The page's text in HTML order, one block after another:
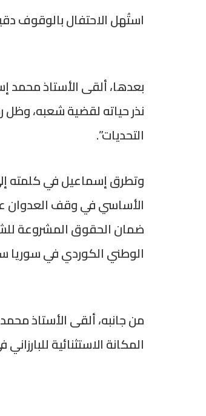
استُهل الاحتفال بالوقوف
بعدها، ألقى الأستاذ محمد
نذر حياته لقضية شعبه، وظل
التحديات”.
وتطرق إسماعيل في كلمته
الأساسي في وقف العدوان
الوطني الكوردي في
من جانبه، ألقى الأستاذ
المكانة الاستثنائية